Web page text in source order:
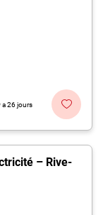
a 26 jours
– Rive-